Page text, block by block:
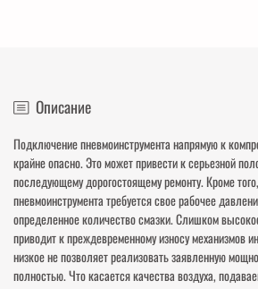
Описание
Подключение пневмоинструмента напрямую к
крайне опасно. Это может привести к серьезной
последующему дорогостоящему ремонту. Кроме
пневмоинструмента требуется свое рабочее
определенное количество смазки. Слишком
приводит к преждевременному износу механизмов
низкое не позволяет реализовать заявленную
полностью. Что касается качества воздуха,